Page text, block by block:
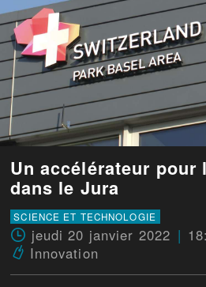
Un accélérateur pour
dans le Jura
SCIENCE ET TECHNOLOGIE
jeudi 20 janvier 2022
Innovation